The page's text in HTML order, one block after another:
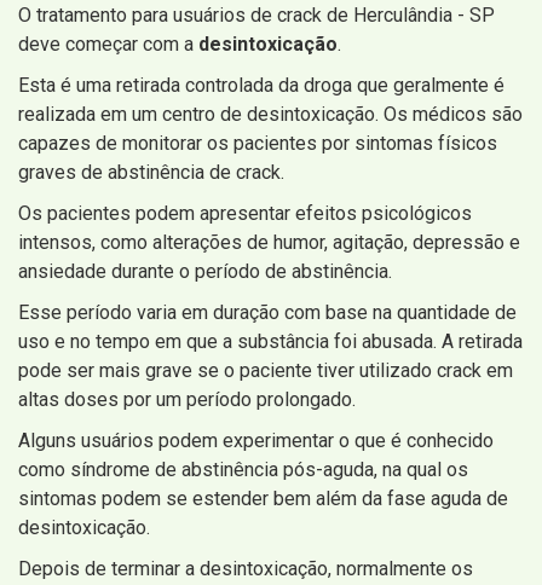
O tratamento para usuários de crack de Herculândia - SP
deve começar com a desintoxicação.
Esta é uma retirada controlada da droga que geralmente é
realizada em um centro de desintoxicação. Os médicos são
capazes de monitorar os pacientes por sintomas físicos
graves de abstinência de crack.
Os pacientes podem apresentar efeitos psicológicos
intensos, como alterações de humor, agitação, depressão e
ansiedade durante o período de abstinência.
Esse período varia em duração com base na quantidade de
uso e no tempo em que a substância foi abusada. A retirada
pode ser mais grave se o paciente tiver utilizado crack em
altas doses por um período prolongado.
Alguns usuários podem experimentar o que é conhecido
como síndrome de abstinência pós-aguda, na qual os
sintomas podem se estender bem além da fase aguda de
desintoxicação.
Depois de terminar a desintoxicação, normalmente os